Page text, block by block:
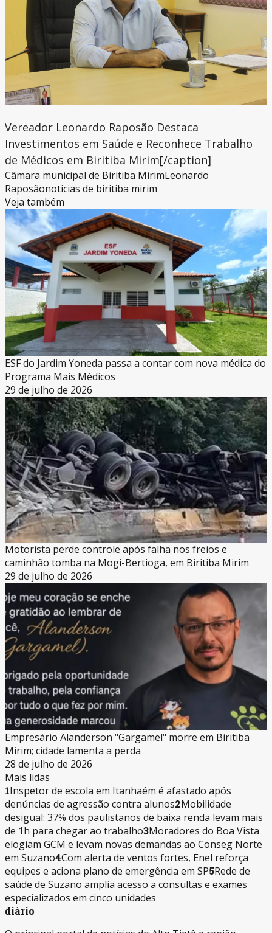
Vereador Leonardo Raposão Destaca
Investimentos em Saúde e Reconhece Trabalho
de Médicos em Biritiba Mirim[/caption]
Câmara municipal de Biritiba MirimLeonardo
Raposãonoticias de biritiba mirim
Veja também
ESF do Jardim Yoneda passa a contar com nova médica do
Programa Mais Médicos
29 de julho de 2026
Motorista perde controle após falha nos freios e
caminhão tomba na Mogi-Bertioga, em Biritiba Mirim
29 de julho de 2026
Empresário Alanderson "Gargamel" morre em Biritiba
Mirim; cidade lamenta a perda
28 de julho de 2026
Mais lidas
1Inspetor de escola em Itanhaém é afastado após
denúncias de agressão contra alunos2Mobilidade
desigual: 37% dos paulistanos de baixa renda levam mais
de 1h para chegar ao trabalho3Moradores do Boa Vista
elogiam GCM e levam novas demandas ao Conseg Norte
em Suzano4Com alerta de ventos fortes, Enel reforça
equipes e aciona plano de emergência em SP5Rede de
saúde de Suzano amplia acesso a consultas e exames
especializados em cinco unidades
diário